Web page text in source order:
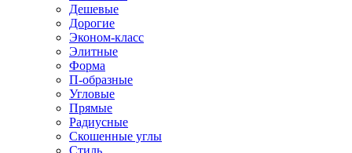
Дешевые
Дорогие
Эконом-класс
Элитные
Форма
П-образные
Угловые
Прямые
Радиусные
Скошенные углы
Стиль